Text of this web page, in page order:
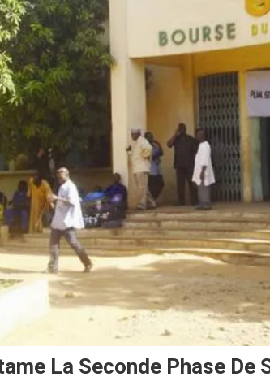
La Seconde Phase De